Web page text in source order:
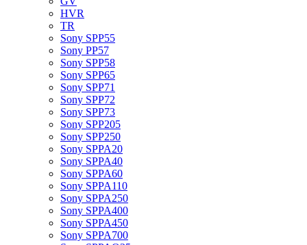
HVR
TR
Sony SPP55
Sony PP57
Sony SPP58
Sony SPP65
Sony SPP71
Sony SPP72
Sony SPP73
Sony SPP205
Sony SPP250
Sony SPPA20
Sony SPPA40
Sony SPPA60
Sony SPPA110
Sony SPPA250
Sony SPPA400
Sony SPPA450
Sony SPPA700